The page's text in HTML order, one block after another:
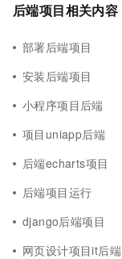
后端项目相关内容
部署后端项目
安装后端项目
小程序项目后端
项目uniapp后端
后端echarts项目
后端项目运行
django后端项目
网页设计项目it后端